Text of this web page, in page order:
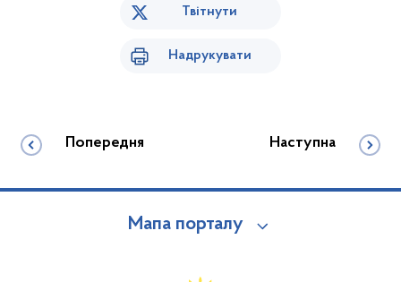
Твітнути
Надрукувати
Попередня Наступна
Мапа порталу